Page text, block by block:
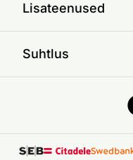
Lisateenused
Suhtlus